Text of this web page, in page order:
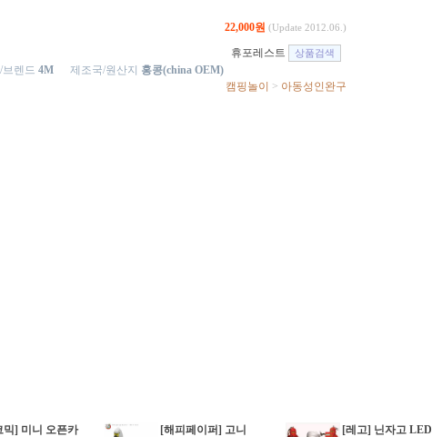
22,000원 (Update 2012.06.)
휴포레스트
렌드 4M 제조국/원산지 홍콩(china OEM)
캠핑놀이
> 아동성인완구
믹] 미니 오픈카
[해피페이퍼] 고니
[레고] 닌자고 LED